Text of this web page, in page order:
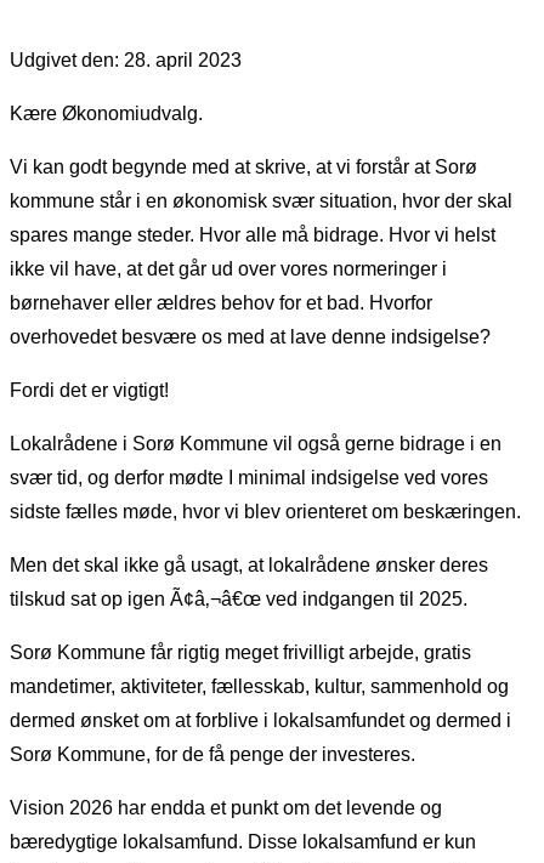
Udgivet den: 28. april 2023
Kære Økonomiudvalg.
Vi kan godt begynde med at skrive, at vi forstår at Sorø
kommune står i en økonomisk svær situation, hvor der skal
spares mange steder. Hvor alle må bidrage. Hvor vi helst
ikke vil have, at det går ud over vores normeringer i
børnehaver eller ældres behov for et bad. Hvorfor
overhovedet besvære os med at lave denne indsigelse?
Fordi det er vigtigt!
Lokalrådene i Sorø Kommune vil også gerne bidrage i en
svær tid, og derfor mødte I minimal indsigelse ved vores
sidste fælles møde, hvor vi blev orienteret om beskæringen.
Men det skal ikke gå usagt, at lokalrådene ønsker deres
tilskud sat op igen Ã¢â‚¬â€œ ved indgangen til 2025.
Sorø Kommune får rigtig meget frivilligt arbejde, gratis
mandetimer, aktiviteter, fællesskab, kultur, sammenhold og
dermed ønsket om at forblive i lokalsamfundet og dermed i
Sorø Kommune, for de få penge der investeres.
Vision 2026 har endda et punkt om det levende og
bæredygtige lokalsamfund. Disse lokalsamfund er kun